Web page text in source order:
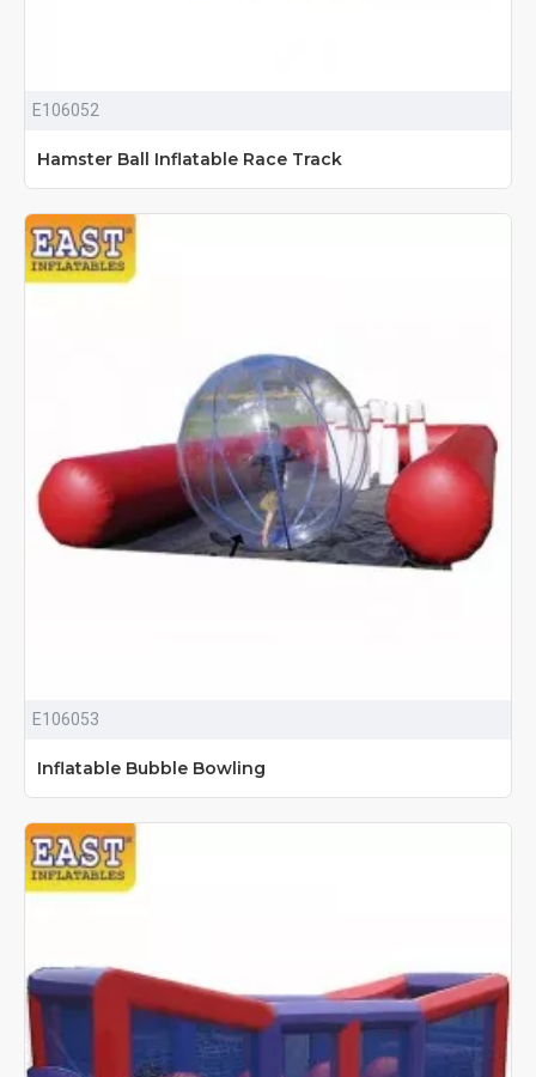
E106052
Hamster Ball Inflatable Race Track
E106053
Inflatable Bubble Bowling